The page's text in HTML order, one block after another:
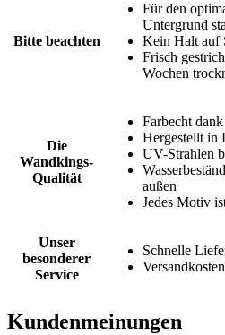
Bitte beachten
Für den
Untergrund
Kein Halt auf
Frisch
Wochen
Die
Wandkings-
Qualität
Farbecht
Hergestellt in
UV-Strahlen
außen
Jedes Motiv
Unser
besonderer
Service
Schnelle
Kundenmeinungen